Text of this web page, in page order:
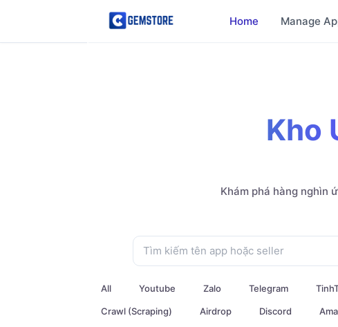
Home Manage
Kho
Khám phá hàng nghìn
All Youtube Zalo Telegram
Crawl (Scraping) Airdrop Discord